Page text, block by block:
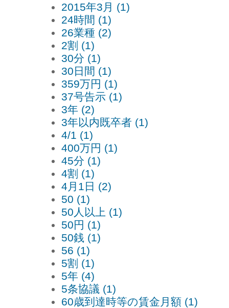
2015年3月 (1)
24時間 (1)
26業種 (2)
2割 (1)
30分 (1)
30日間 (1)
359万円 (1)
37号告示 (1)
3年 (2)
3年以内既卒者 (1)
4/1 (1)
400万円 (1)
45分 (1)
4割 (1)
4月1日 (2)
50 (1)
50人以上 (1)
50円 (1)
50銭 (1)
56 (1)
5割 (1)
5年 (4)
5条協議 (1)
60歳到達時等の賃金月額 (1)